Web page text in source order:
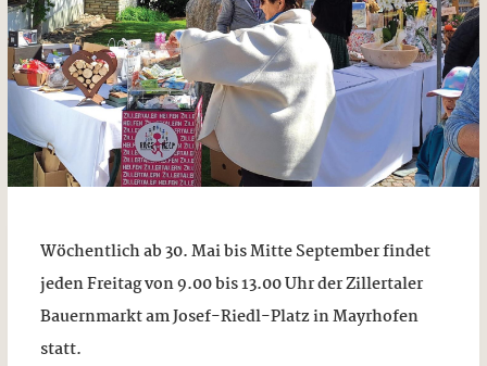
Wöchentlich ab 30. Mai bis Mitte September findet
jeden Freitag von 9.00 bis 13.00 Uhr der Zillertaler
Bauernmarkt am Josef-Riedl-Platz in Mayrhofen
statt.